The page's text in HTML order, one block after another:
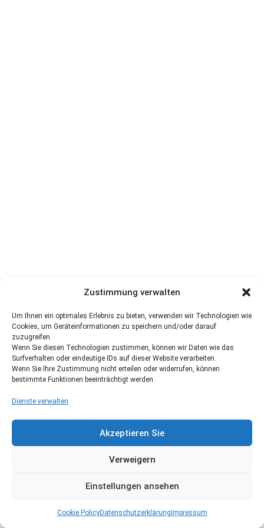
Zustimmung verwalten
Um Ihnen ein optimales Erlebnis zu bieten, verwenden wir Technologien wie
Cookies, um Geräteinformationen zu speichern und/oder darauf
zuzugreifen.
Wenn Sie diesen Technologien zustimmen, können wir Daten wie das
Surfverhalten oder eindeutige IDs auf dieser Website verarbeiten.
Wenn Sie Ihre Zustimmung nicht erteilen oder widerrufen, können
bestimmte Funktionen beeinträchtigt werden.
Dienste verwalten
Akzeptieren Sie
Verweigern
Einstellungen ansehen
Cookie PolicyDatenschutzerklärung Impressum